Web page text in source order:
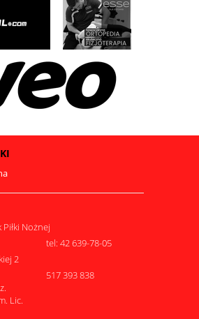
Nożnej
tel: 42 639-78-05
2
Lic.
517 393 838